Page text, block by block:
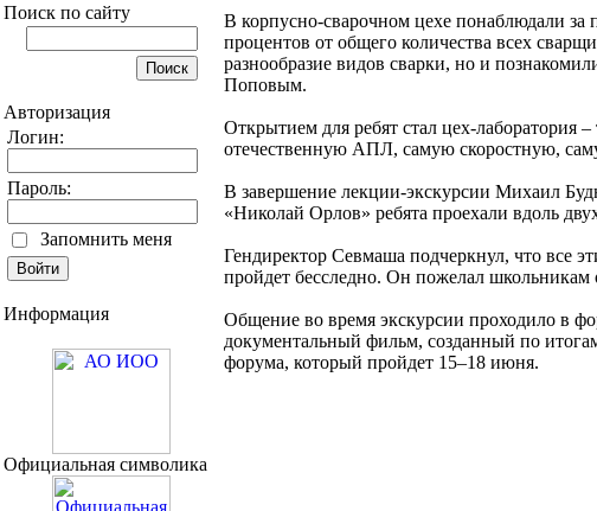
Поиск по сайту
Авторизация
Логин:
Пароль:
Запомнить меня
Информация
Официальная символика
В корпусно-сварочном цехе понаблюдали за
процентов от общего количества всех
разнообразие видов сварки, но и
Поповым.
Открытием для ребят стал цех-
отечественную АПЛ, самую скоростную,
В завершение лекции-экскурсии Михаил
«Николай Орлов» ребята проехали вдоль
Гендиректор Севмаша подчеркнул, что все
пройдет бесследно. Он пожелал школьникам
Общение во время экскурсии проходило в
документальный фильм, созданный по
форума, который пройдет 15–18 июня.